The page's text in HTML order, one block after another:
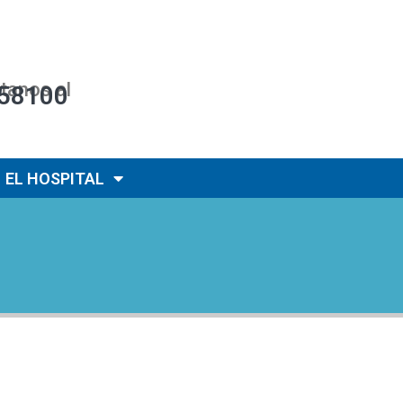
al
EL HOSPITAL